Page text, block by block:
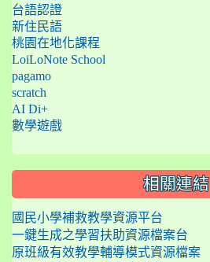
台語認證
新住民語
桃園在地化課程
LoiLoNote School
pagamo
scratch
AI Di+
數學遊戲
相關連結
國民小學補救教學資源平台
一鍵生成之學習扶助資源檔案台
原班級有效教學輔導模式資源檔案